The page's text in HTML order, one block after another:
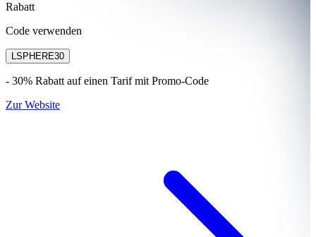
Rabatt
Code verwenden
LSPHERE30
- 30% Rabatt auf einen Tarif mit Promo-Code
Zur Website